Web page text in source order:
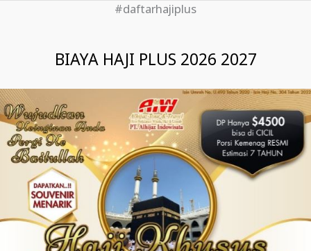
#daftarhajiplus
BIAYA HAJI PLUS 2026 2027